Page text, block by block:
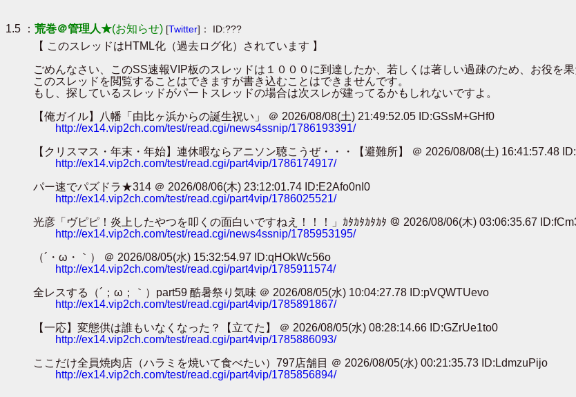
1.5 ： 荒巻＠管理人★(お知らせ) [Twitter]： ID:???
【 このスレッドはHTML化（過去ログ化）されています 】
ごめんなさい、このSS速報VIP板のスレッドは１０００に到達したか、若しくは著しい過疎のため、お役を
このスレッドを閲覧することはできますが書き込むことはできませんです。
もし、探しているスレッドがパートスレッドの場合は次スレが建ってるかもしれないですよ。
【俺ガイル】八幡「由比ヶ浜からの誕生祝い」 ＠ 2026/08/08(土) 21:49:52.05 ID:GSsM+GHf0
http://ex14.vip2ch.com/test/read.cgi/news4ssnip/1786193391/
【クリスマス・年末・年始】連休暇ならアニソン聴こうぜ・・・【避難所】 ＠ 2026/08/08(土) 16:41:57.48
http://ex14.vip2ch.com/test/read.cgi/part4vip/1786174917/
パー速でパズドラ★314 ＠ 2026/08/06(木) 23:12:01.74 ID:E2Afo0nI0
http://ex14.vip2ch.com/test/read.cgi/part4vip/1786025521/
光彦「ヴピピ！炎上したやつを叩くの面白いですねえ！！！」ｶﾀｶﾀｶﾀｶﾀ ＠ 2026/08/06(木) 03:06:35.67
http://ex14.vip2ch.com/test/read.cgi/news4ssnip/1785953195/
（´・ω・｀） ＠ 2026/08/05(水) 15:32:54.97 ID:qHOkWc56o
http://ex14.vip2ch.com/test/read.cgi/part4vip/1785911574/
全レスする（´；ω；｀）part59 酷暑祭り気味 ＠ 2026/08/05(水) 10:04:27.78 ID:pVQWTUevo
http://ex14.vip2ch.com/test/read.cgi/part4vip/1785891867/
【一応】変態供は誰もいなくなった？【立てた】 ＠ 2026/08/05(水) 08:28:14.66 ID:GZrUe1to0
http://ex14.vip2ch.com/test/read.cgi/part4vip/1785886093/
ここだけ全員焼肉店（ハラミを焼いて食べたい）797店舗目 ＠ 2026/08/05(水) 00:21:35.73 ID:LdmzuPijo
http://ex14.vip2ch.com/test/read.cgi/part4vip/1785856894/